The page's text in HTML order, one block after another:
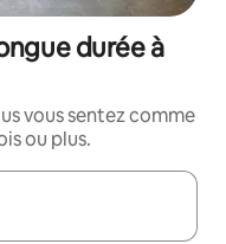
durée à
vous sentez comme
ou plus.
les flèches vers le